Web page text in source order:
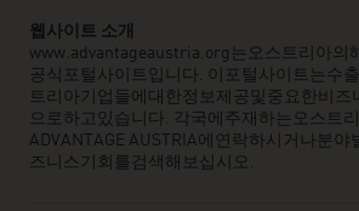
웹사이트 소개
www.advantageaustria.org는오스트리아의
공식포털사이트입니다. 이포털사이트는수
트리아기업들에대한정보제공및중요한비즈
으로하고있습니다. 각국에주재하는오스트
ADVANTAGE AUSTRIA에연락하시거나분야
즈니스기회를검색해보십시오.